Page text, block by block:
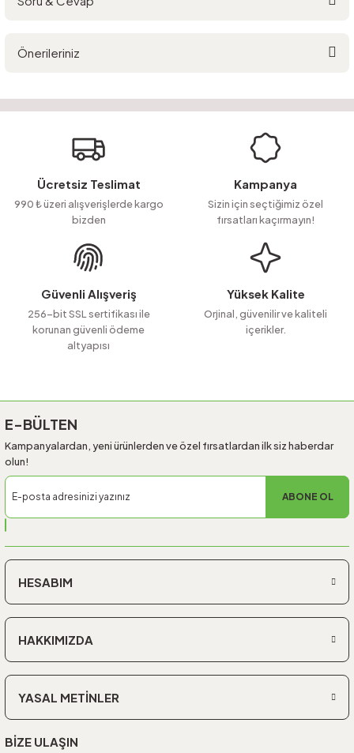
Soru Sor
Önerileriniz
Görüş ve önerileriniz için teşekkür ederiz.
Ürün resmi kalitesiz, bozuk veya görüntülenemiyor.
Ürün açıklamasında eksik bilgiler bulunuyor.
Ürün bilgilerinde hatalar bulunuyor.
Ürün fiyatı diğer sitelerden daha pahalı.
Bu ürüne benzer farklı alternatifler olmalı.
Ücretsiz Teslimat
990 ₺ üzeri alışverişlerde kargo
bizden
Kampanya
Sizin için seçtiğimiz özel
fırsatları kaçırmayın!
Güvenli Alışveriş
256-bit SSL sertifikası ile
korunan güvenli ödeme
altyapısı
Yüksek Kalite
Orjinal, güvenilir ve kaliteli
içerikler.
E-BÜLTEN
Kampanyalardan, yeni ürünlerden ve özel fırsatlardan ilk siz haberdar
olun!
ABONE OL
HESABIM
HAKKIMIZDA
YASAL METİNLER
BİZE ULAŞIN